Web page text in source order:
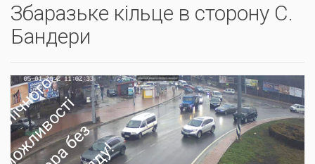
Збаразьке кільце в сторону С.
Бандери